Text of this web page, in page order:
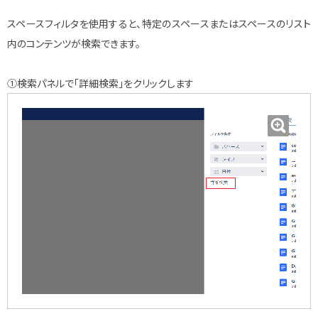
スペースフィルタを使用すると、特定のスペースまたはスペースのリスト
内のコンテンツが検索できます。
①検索パネルで「詳細検索」をクリックします